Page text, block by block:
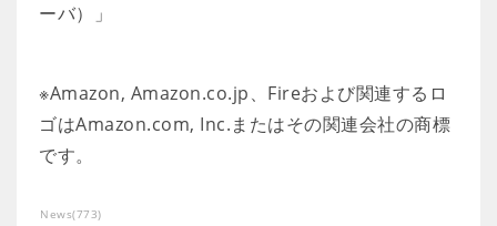
ーバ）」
※Amazon, Amazon.co.jp、Fireおよび関連するロ
ゴはAmazon.com, Inc.またはその関連会社の商標
です。
News(773)